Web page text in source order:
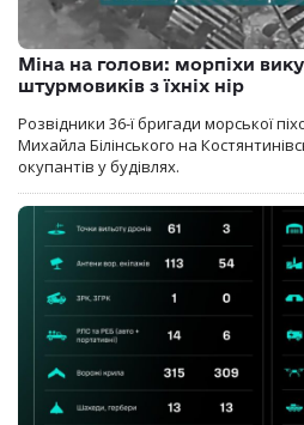
Міна на голови: морпіхи
штурмовиків з їхніх нір
Розвідники 36-ї бригади морської
Михайла Білінського на
окупантів у будівлях.